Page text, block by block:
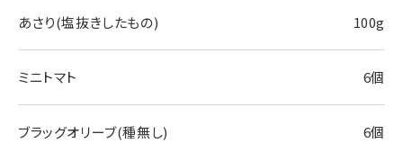
あさり(塩抜きしたもの) 100g
ミニトマト 6個
ブラッグオリーブ(種無し) 6個